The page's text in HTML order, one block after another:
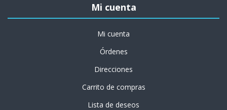
Mi cuenta
Mi cuenta
Órdenes
Direcciones
Carrito de compras
Lista de deseos